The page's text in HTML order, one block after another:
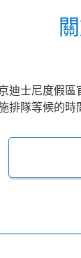
迪士尼度假
排隊等候的時